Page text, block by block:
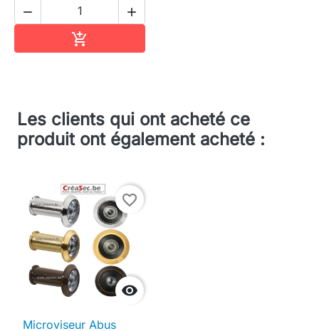
 

Les clients qui ont acheté ce
produit ont également acheté :

favorite_border
Microviseur Abus